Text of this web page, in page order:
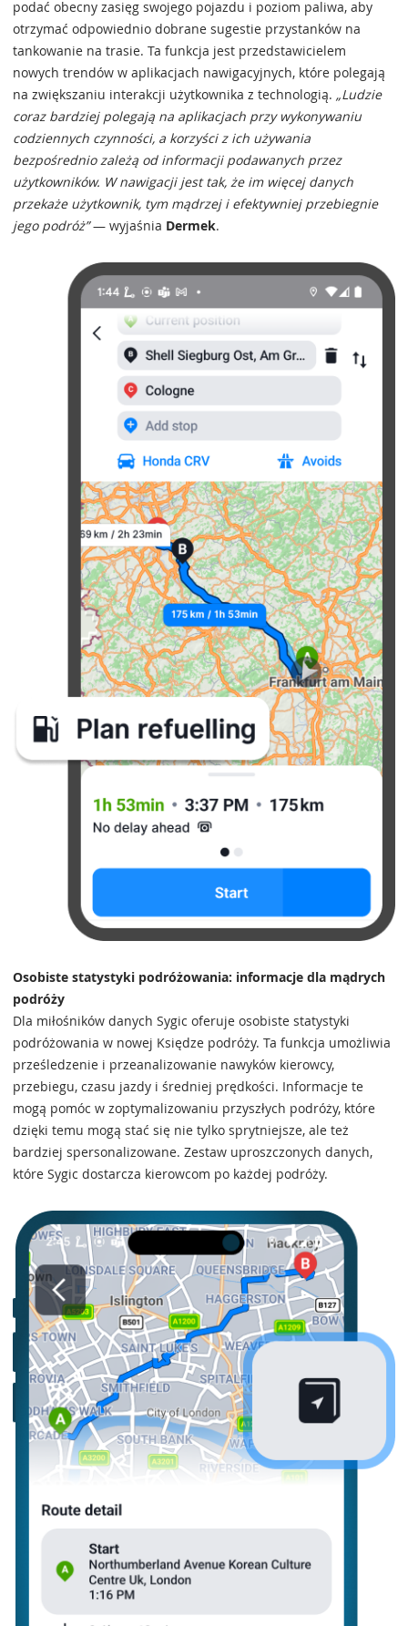
podać obecny zasięg swojego pojazdu i poziom paliwa, aby
otrzymać odpowiednio dobrane sugestie przystanków na
tankowanie na trasie. Ta funkcja jest przedstawicielem
nowych trendów w aplikacjach nawigacyjnych, które polegają
na zwiększaniu interakcji użytkownika z technologią. „Ludzie
coraz bardziej polegają na aplikacjach przy wykonywaniu
codziennych czynności, a korzyści z ich używania
bezpośrednio zależą od informacji podawanych przez
użytkowników. W nawigacji jest tak, że im więcej danych
przekaże użytkownik, tym mądrzej i efektywniej przebiegnie
jego podróż”— wyjaśnia Dermek.
Osobiste statystyki podróżowania: informacje dla mądrych
podróży
Dla miłośników danych Sygic oferuje osobiste statystyki
podróżowania w nowej Księdze podróży. Ta funkcja umożliwia
prześledzenie i przeanalizowanie nawyków kierowcy,
przebiegu, czasu jazdy i średniej prędkości. Informacje te
mogą pomóc w zoptymalizowaniu przyszłych podróży, które
dzięki temu mogą stać się nie tylko sprytniejsze, ale też
bardziej spersonalizowane. Zestaw uproszczonych danych,
które Sygic dostarcza kierowcom po każdej podróży.